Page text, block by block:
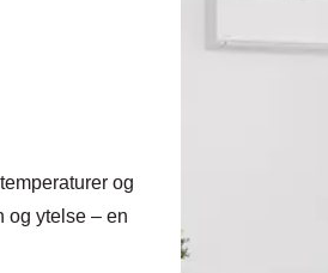
og
og ytelse – en